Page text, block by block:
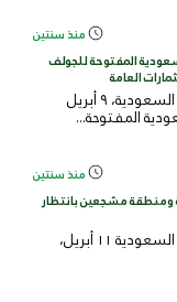
منذ سنتين
المفتوحة للجولف
العامة
الرياض، المملكة العربية السعودية، ٩ أبريل
منذ سنتين
ومنطقة مشجعين بانتظار
الرياض، المملكة العربية السعودية ١١ أبريل،